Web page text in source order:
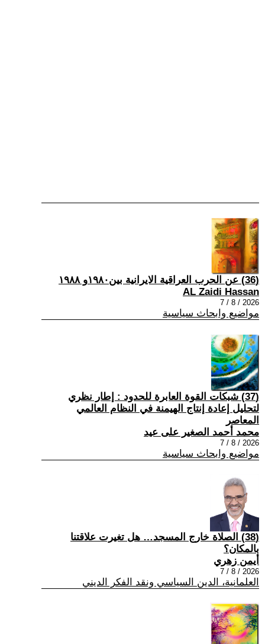
(36) عن الحرب العراقية الايرانية بين١٩٨٠و ١٩٨٨
AL Zaidi Hassan
2026 / 8 / 7
مواضيع وابحاث سياسية
(37) شبكات القوة العابرة للحدود : إطار نظري
لتحليل إعادة إنتاج الهيمنة في النظام العالمي
المعاصر
محمد أحمد الصغير على عيد
2026 / 8 / 7
مواضيع وابحاث سياسية
(38) الصلاة خارج المسجد… هل تغيرت علاقتنا
بالمكان؟
أيمن زهري
2026 / 8 / 7
العلمانية، الدين السياسي ونقد الفكر الديني